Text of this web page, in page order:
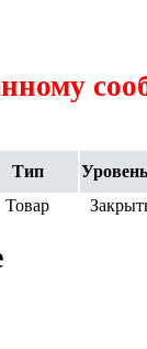
Тип
Товар